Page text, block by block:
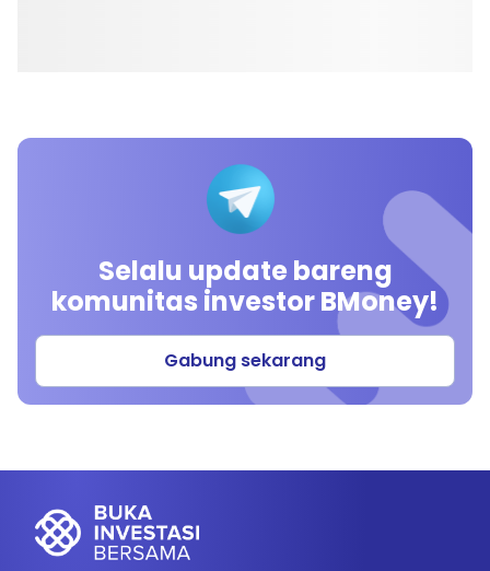
Selalu update bareng
komunitas investor BMoney!
Gabung sekarang